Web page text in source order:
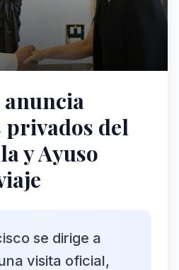
anuncia
privados del
y Ayuso
se dirige a
visita oficial,